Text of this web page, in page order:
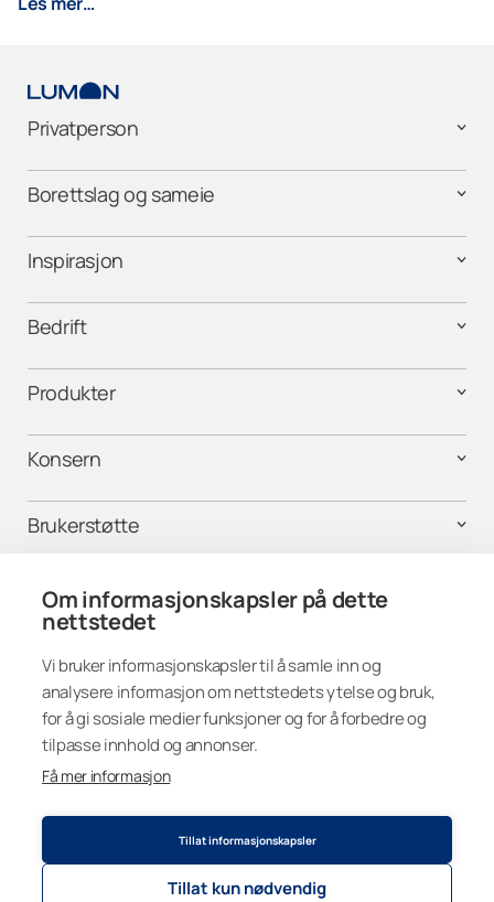
Om informasjonskapsler på dette
nettstedet
Vi bruker informasjonskapsler til å samle inn og
analysere informasjon om nettstedets ytelse og bruk,
for å gi sosiale medier funksjoner og for å forbedre og
tilpasse innhold og annonser.
Få mer informasjon
Tillat informasjonskapsler
Tillat kun nødvendig
Privatperson
Borettslag og sameie
Inspirasjon
Bedrift
Produkter
Konsern
Brukerstøtte
Kontakt oss
Finn oss i sosiale medier
Norway